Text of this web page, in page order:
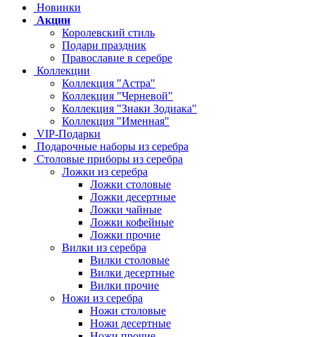
Новинки
Акции
Королевский стиль
Подари праздник
Православие в серебре
Коллекции
Коллекция "Астра"
Коллекция "Черневой"
Коллекция "Знаки Зодиака"
Коллекция "Именная"
VIP-Подарки
Подарочные наборы из серебра
Столовые приборы из серебра
Ложки из серебра
Ложки столовые
Ложки десертные
Ложки чайные
Ложки кофейные
Ложки прочие
Вилки из серебра
Вилки столовые
Вилки десертные
Вилки прочие
Ножи из серебра
Ножи столовые
Ножи десертные